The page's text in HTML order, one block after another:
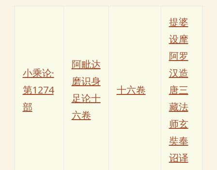
小乘论·
第1274
部
阿毗达
磨识身
足论十
六卷
十六卷
提婆
设摩
阿罗
汉造
唐三
藏法
师玄
奘奉
诏译